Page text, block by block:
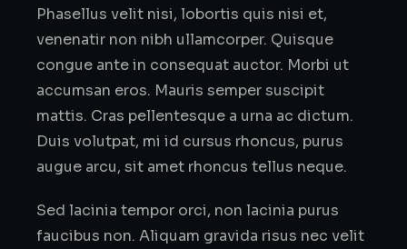
Phasellus velit nisi, lobortis quis nisi et,
venenatir non nibh ullamcorper. Quisque
congue ante in consequat auctor. Morbi ut
accumsan eros. Mauris semper suscipit
mattis. Cras pellentesque a urna ac dictum.
Duis volutpat, mi id cursus rhoncus, purus
augue arcu, sit amet rhoncus tellus neque.
Sed lacinia tempor orci, non lacinia purus
faucibus non. Aliquam gravida risus nec velit